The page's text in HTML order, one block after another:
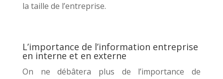
la taille de l’entreprise.
L’importance de l’information entreprise
en interne et en externe
On ne débâtera plus de l’importance de